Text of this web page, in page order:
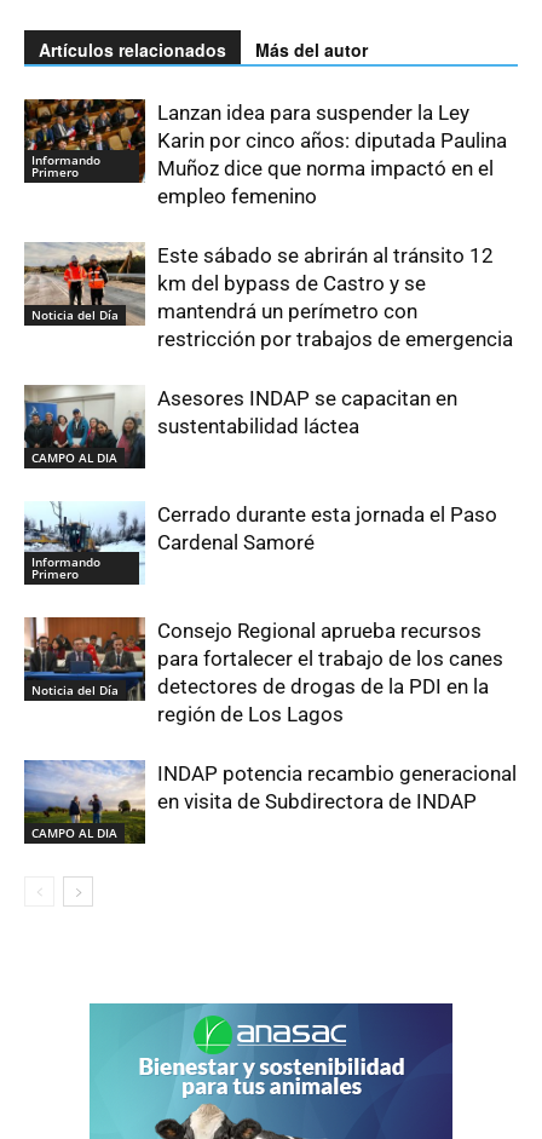
Artículos relacionados Más del autor
Informando
Primero
Lanzan idea para suspender la Ley
Karin por cinco años: diputada Paulina
Muñoz dice que norma impactó en el
empleo femenino
Noticia del Día
Este sábado se abrirán al tránsito 12
km del bypass de Castro y se
mantendrá un perímetro con
restricción por trabajos de emergencia
CAMPO AL DIA
Asesores INDAP se capacitan en
sustentabilidad láctea
Informando
Primero
Cerrado durante esta jornada el Paso
Cardenal Samoré
Noticia del Día
Consejo Regional aprueba recursos
para fortalecer el trabajo de los canes
detectores de drogas de la PDI en la
región de Los Lagos
CAMPO AL DIA
INDAP potencia recambio generacional
en visita de Subdirectora de INDAP